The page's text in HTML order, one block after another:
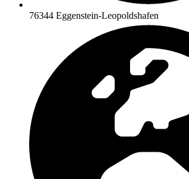
76344 Eggenstein-Leopoldshafen